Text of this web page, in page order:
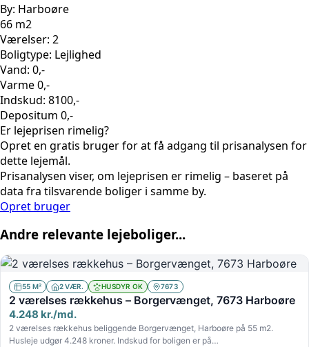
By: Harboøre
66 m2
Værelser: 2
Boligtype: Lejlighed
Vand: 0,-
Varme 0,-
Indskud: 8100,-
Depositum 0,-
Er lejeprisen rimelig?
Opret en gratis bruger for at få adgang til prisanalysen for
dette lejemål.
Prisanalysen viser, om lejeprisen er rimelig – baseret på
data fra tilsvarende boliger i samme by.
Opret bruger
Andre relevante lejeboliger...
55 M² 2 VÆR. HUSDYR OK 7673
2 værelses rækkehus – Borgervænget, 7673 Harboøre
4.248 kr./md.
2 værelses rækkehus beliggende Borgervænget, Harboøre på 55 m2.
Husleje udgør 4.248 kroner. Indskud for boligen er på…